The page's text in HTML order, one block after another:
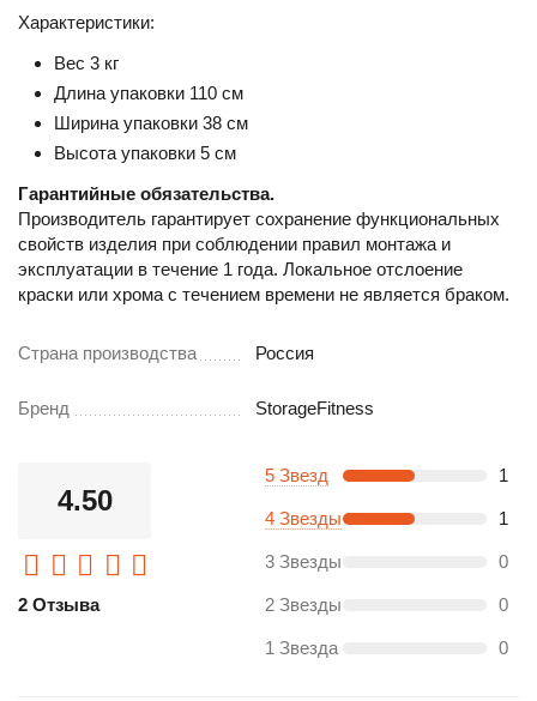
Характеристики:
Вес 3 кг
Длина упаковки 110 см
Ширина упаковки 38 см
Высота упаковки 5 см
Гарантийные обязательства.
Производитель гарантирует сохранение функциональных
свойств изделия при соблюдении правил монтажа и
эксплуатации в течение 1 года. Локальное отслоение
краски или хрома с течением времени не является браком.
Страна производства Россия
Бренд StorageFitness
4.50
2 Отзыва
5 Звезд 1
4 Звезды 1
3 Звезды 0
2 Звезды 0
1 Звезда 0